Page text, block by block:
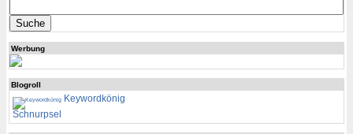
Werbung
Blogroll
Keywordkönig
Schnurpsel